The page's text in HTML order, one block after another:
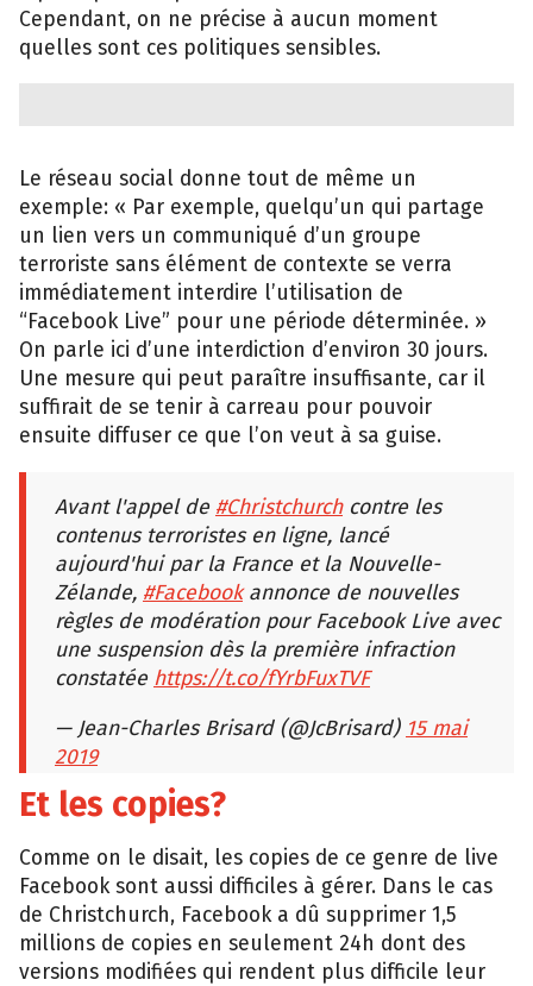
Cependant, on ne précise à aucun moment
quelles sont ces politiques sensibles.
Le réseau social donne tout de même un
exemple: « Par exemple, quelqu’un qui partage
un lien vers un communiqué d’un groupe
terroriste sans élément de contexte se verra
immédiatement interdire l’utilisation de
“Facebook Live” pour une période déterminée. »
On parle ici d’une interdiction d’environ 30 jours.
Une mesure qui peut paraître insuffisante, car il
suffirait de se tenir à carreau pour pouvoir
ensuite diffuser ce que l’on veut à sa guise.
Avant l'appel de #Christchurchcontre les
contenus terroristes en ligne, lancé
aujourd'hui par la France et la Nouvelle-
Zélande, #Facebookannonce de nouvelles
règles de modération pour Facebook Live avec
une suspension dès la première infraction
constatée https://t.co/fYrbFuxTVF
— Jean-Charles Brisard (@JcBrisard) 15 mai
2019
Et les copies?
Comme on le disait, les copies de ce genre de live
Facebook sont aussi difficiles à gérer. Dans le cas
de Christchurch, Facebook a dû supprimer 1,5
millions de copies en seulement 24h dont des
versions modifiées qui rendent plus difficile leur